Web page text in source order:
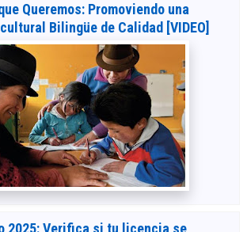
Queremos: Promoviendo una
Bilingüe de Calidad [VIDEO]